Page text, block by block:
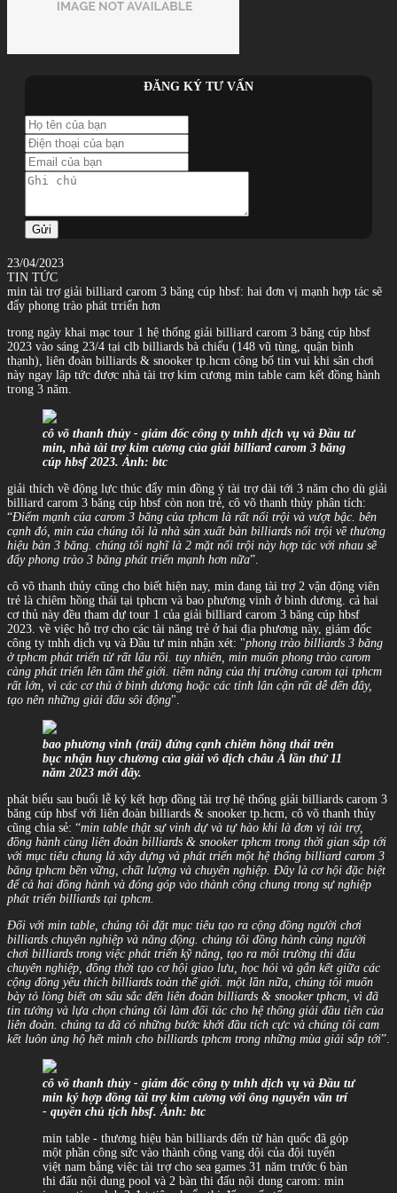
ĐĂNG KÝ TƯ VẤN
Gửi
23/04/2023
TIN TỨC
min tài trợ giải billiard carom 3 băng cúp hbsf: hai đơn vị mạnh hợp tác sẽ
đẩy phong trào phát trriển hơn
trong ngày khai mạc tour 1 hệ thống giải billiard carom 3 băng cúp hbsf
2023 vào sáng 23/4 tại clb billiards bà chiểu (148 vũ tùng, quận bình
thạnh), liên đoàn billiards & snooker tp.hcm công bố tin vui khi sân chơi
này ngay lập tức được nhà tài trợ kim cương min table cam kết đồng hành
trong 3 năm.
cô võ thanh thủy - giám đốc công ty tnhh dịch vụ và Đầu tư
min, nhà tài trợ kim cương của giải billiard carom 3 băng
cúp hbsf 2023. Ảnh: btc
giải thích về động lực thúc đẩy min đồng ý tài trợ dài tới 3 năm cho dù giải
billiard carom 3 băng cúp hbsf còn non trẻ, cô võ thanh thủy phân tích:
“Điểm mạnh của carom 3 băng của tphcm là rất nổi trội và vượt bậc. bên
cạnh đó, min của chúng tôi là nhà sản xuất bàn billiards nổi trội về thương
hiệu bàn 3 băng. chúng tôi nghĩ là 2 mặt nổi trội này hợp tác với nhau sẽ
đẩy phong trào 3 băng phát triển mạnh hơn nữa”.
cô võ thanh thủy cũng cho biết hiện nay, min đang tài trợ 2 vận động viên
trẻ là chiêm hồng thái tại tphcm và bao phương vinh ở bình dương. cả hai
cơ thủ này đều tham dự tour 1 của giải billiard carom 3 băng cúp hbsf
2023. về việc hỗ trợ cho các tài năng trẻ ở hai địa phương này, giám đốc
công ty tnhh dịch vụ và Đầu tư min nhận xét: "phong trào billiards 3 băng
ở tphcm phát triển từ rất lâu rồi. tuy nhiên, min muốn phong trào carom
càng phát triển lên tầm thế giới. tiềm năng của thị trường carom tại tphcm
rất lớn, vì các cơ thủ ở bình dương hoặc các tỉnh lân cận rất dễ đến đây,
tạo nên những giải đấu sôi động".
bao phương vinh (trái) đứng cạnh chiêm hồng thái trên
bục nhận huy chương của giải vô địch châu Á lần thứ 11
năm 2023 mới đây.
phát biểu sau buổi lễ ký kết hợp đồng tài trợ hệ thống giải billiards carom 3
băng cúp hbsf với liên đoàn billiards & snooker tp.hcm, cô võ thanh thủy
cũng chia sẻ: “min table thật sự vinh dự và tự hào khi là đơn vị tài trợ,
đồng hành cùng liên đoàn billiards & snooker tphcm trong thời gian sắp tới
với mục tiêu chung là xây dựng và phát triển một hệ thống billiard carom 3
băng tphcm bền vững, chất lượng và chuyên nghiệp. Đây là cơ hội đặc biệt
để cả hai đồng hành và đóng góp vào thành công chung trong sự nghiệp
phát triển billiards tại tphcm.
Đối với min table, chúng tôi đặt mục tiêu tạo ra cộng đồng người chơi
billiards chuyên nghiệp và năng động. chúng tôi đồng hành cùng người
chơi billiards trong việc phát triển kỹ năng, tạo ra môi trường thi đấu
chuyên nghiệp, đồng thời tạo cơ hội giao lưu, học hỏi và gắn kết giữa các
cộng đồng yêu thích billiards toàn thế giới. một lần nữa, chúng tôi muốn
bày tỏ lòng biết ơn sâu sắc đến liên đoàn billiards & snooker tphcm, vì đã
tin tưởng và lựa chọn chúng tôi làm đối tác cho hệ thống giải đầu tiên của
liên đoàn. chúng ta đã có những bước khởi đầu tích cực và chúng tôi cam
kết luôn ủng hộ hết mình cho billiards tphcm trong những mùa giải sắp tới”.
cô võ thanh thủy - giám đốc công ty tnhh dịch vụ và Đầu tư
min ký hợp đồng tài trợ kim cương với ông nguyễn văn trí
- quyền chủ tịch hbsf. Ảnh: btc
min table - thương hiệu bàn billiards đến từ hàn quốc đã góp
một phần công sức vào thành công vang dội của đội tuyển
việt nam bằng việc tài trợ cho sea games 31 năm trước 6 bàn
thi đấu nội dung pool và 2 bàn thi đấu nội dung carom: min